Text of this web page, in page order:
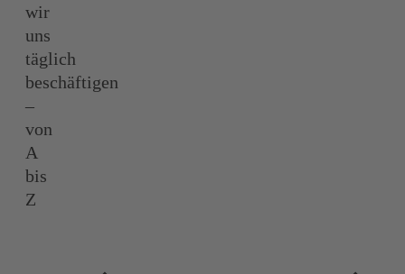
wir
uns
täglich
beschäftigen
–
von
A
bis
Z